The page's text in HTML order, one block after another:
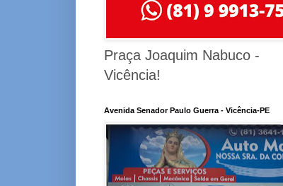
Praça Joaquim Nabuco -
Vicência!
Avenida Senador Paulo Guerra - Vicência-PE